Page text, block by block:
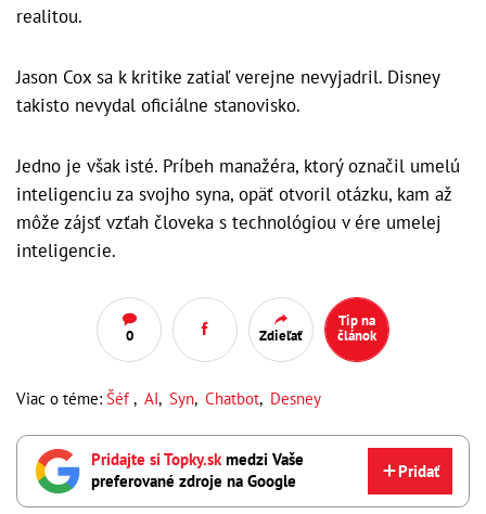
realitou.
Jason Cox sa k kritike zatiaľ verejne nevyjadril. Disney
takisto nevydal oficiálne stanovisko.
Jedno je však isté. Príbeh manažéra, ktorý označil umelú
inteligenciu za svojho syna, opäť otvoril otázku, kam až
môže zájsť vzťah človeka s technológiou v ére umelej
inteligencie.
0 Zdieľať
Tip na
článok
Viac o téme: Šéf, AI, Syn, Chatbot, Desney
Pridajte si Topky.skmedzi Vaše
preferované zdroje na Google
Pridať